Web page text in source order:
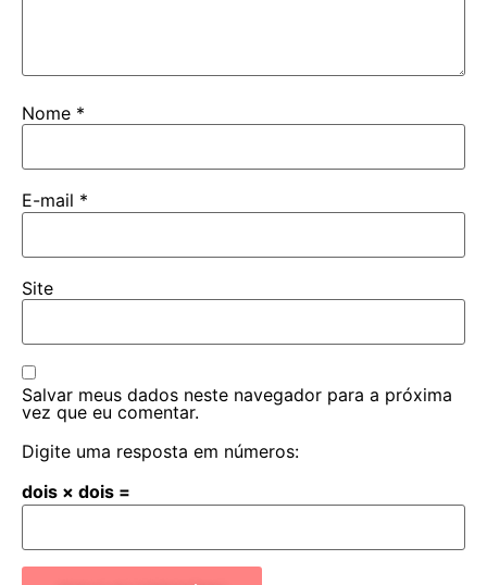
Nome *
E-mail *
Site
Salvar meus dados neste navegador para a próxima
vez que eu comentar.
Digite uma resposta em números:
dois × dois =